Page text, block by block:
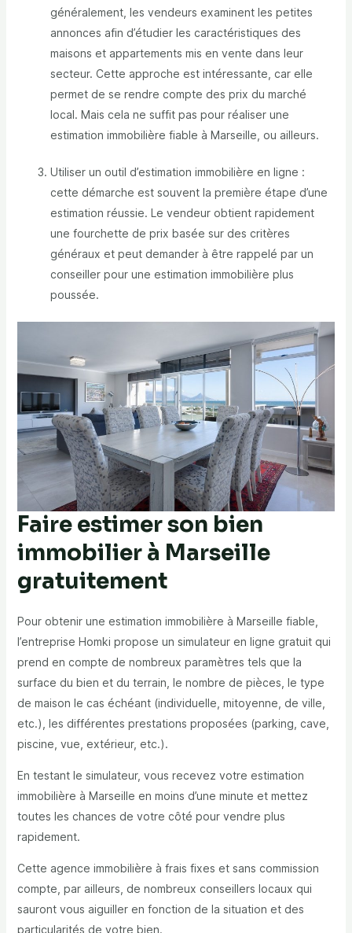
généralement, les vendeurs examinent les petites
annonces afin d’étudier les caractéristiques des
maisons et appartements mis en vente dans leur
secteur. Cette approche est intéressante, car elle
permet de se rendre compte des prix du marché
local. Mais cela ne suffit pas pour réaliser une
estimation immobilière fiable à Marseille, ou ailleurs.
Utiliser un outil d’estimation immobilière en ligne :
cette démarche est souvent la première étape d’une
estimation réussie. Le vendeur obtient rapidement
une fourchette de prix basée sur des critères
généraux et peut demander à être rappelé par un
conseiller pour une estimation immobilière plus
poussée.
Faire estimer son bien
immobilier à Marseille
gratuitement
Pour obtenir une estimation immobilière à Marseille fiable,
l’entreprise Homki propose un simulateur en ligne gratuit qui
prend en compte de nombreux paramètres tels que la
surface du bien et du terrain, le nombre de pièces, le type
de maison le cas échéant (individuelle, mitoyenne, de ville,
etc.), les différentes prestations proposées (parking, cave,
piscine, vue, extérieur, etc.).
En testant le simulateur, vous recevez votre estimation
immobilière à Marseille en moins d’une minute et mettez
toutes les chances de votre côté pour vendre plus
rapidement.
Cette agence immobilière à frais fixes et sans commission
compte, par ailleurs, de nombreux conseillers locaux qui
sauront vous aiguiller en fonction de la situation et des
particularités de votre bien.